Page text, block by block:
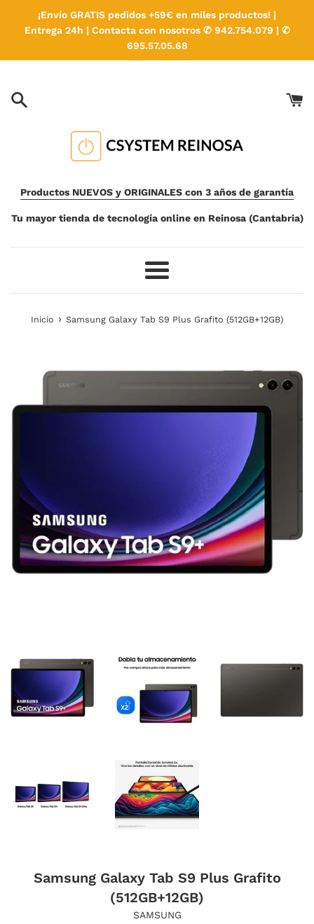
directamente
¡Envío GRATIS pedidos +59€ en miles productos! |
Entrega 24h | Contacta con nosotros ✆ 942.754.079 | ✆
695.57.05.68
Productos NUEVOS y ORIGINALES con 3 años de garantía
Tu mayor tienda de tecnología online en Reinosa (Cantabria)
Más
Inicio › Samsung Galaxy Tab S9 Plus Grafito (512GB+12GB)
Samsung Galaxy Tab S9 Plus Grafito
(512GB+12GB)
SAMSUNG